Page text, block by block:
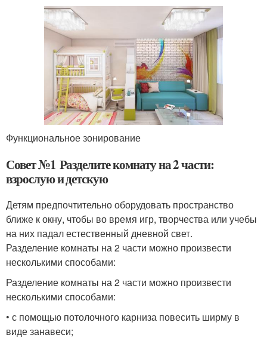
Функциональное зонирование
Совет №1 Разделите комнату на 2 части:
взрослую и детскую
Детям предпочтительно оборудовать пространство
ближе к окну, чтобы во время игр, творчества или учебы
на них падал естественный дневной свет.
Разделение комнаты на 2 части можно произвести
несколькими способами:
Разделение комнаты на 2 части можно произвести
несколькими способами:
• с помощью потолочного карниза повесить ширму в
виде занавеси;